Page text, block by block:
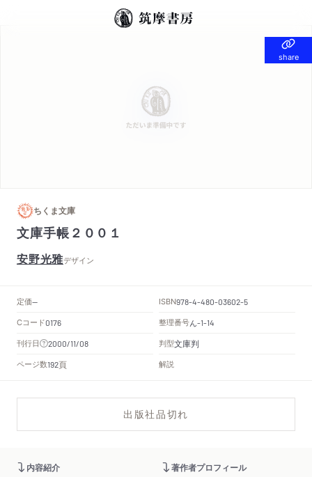
share
share
ちくま文庫
文庫手帳２００１
安野光雅デザイン
定価-- ISBN978-4-480-03602-5
Cコード0176 整理番号ん-1-14
刊行日 2000/11/08 判型文庫判
ページ数192頁 解説
出版社品切れ
内容紹介 著作者プロフィール